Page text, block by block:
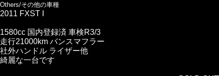
Others/その他の車種
2011 FXST I
1580cc 国内登録済 車検R3/3
走行21000km バンスマフラー
社外ハンドル ライザー他
綺麗な一台です